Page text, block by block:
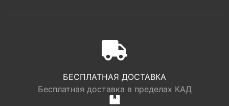
БЕСПЛАТНАЯ ДОСТАВКА
Бесплатная доставка в пределах КАД